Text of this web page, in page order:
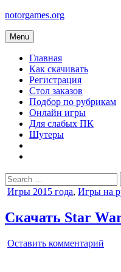
Skip
content
notorgames.org
Menu
Главная
Как скачивать
Регистрация
Стол заказов
Подбор по рубрикам
Онлайн игры
Для слабых ПК
Шутеры
Search
for:
Posted
Игры 2015 года, Игры на
Скачать Star
Оставить комментарий